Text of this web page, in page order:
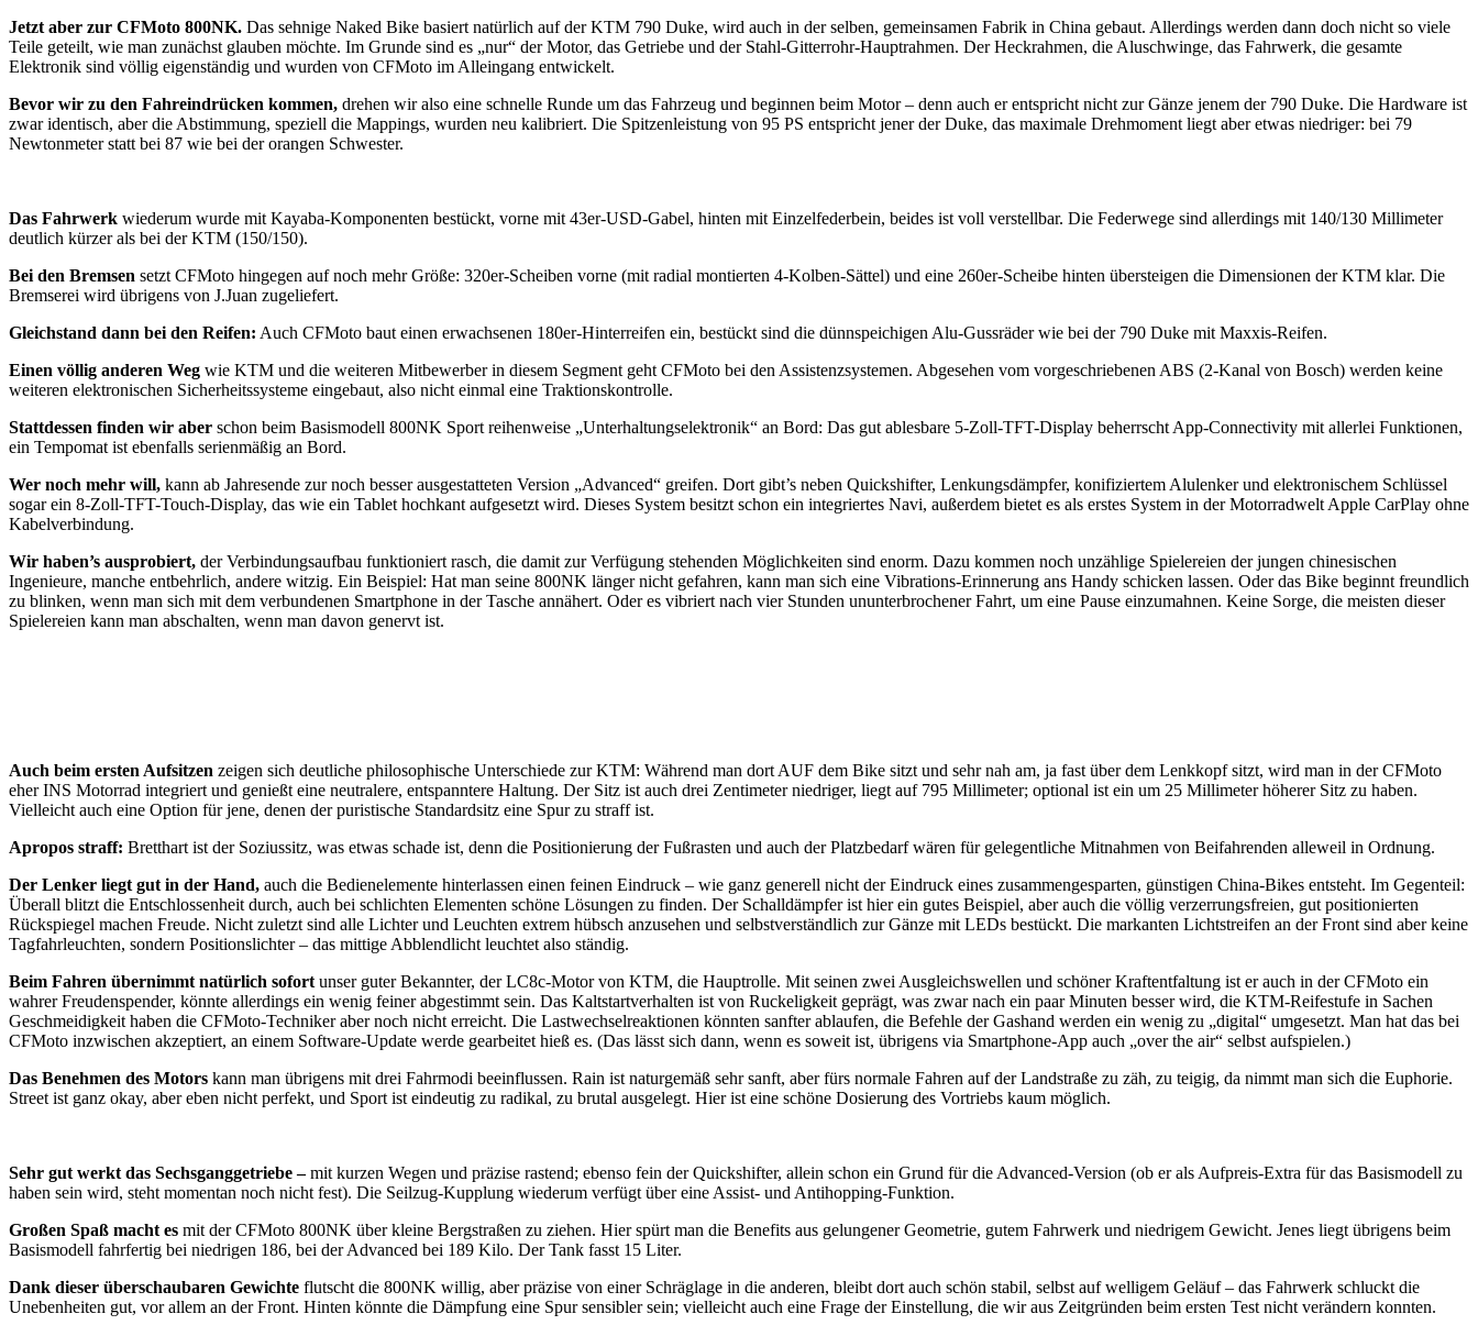
Jetzt aber zur CFMoto 800NK. Das sehnige Naked Bike basiert natürlich auf der KTM 790 Duke, wird auch in der selben, gemeinsamen Fabrik in China gebaut. Allerdings werden dann doch nicht so viele
Teile geteilt, wie man zunächst glauben möchte. Im Grunde sind es „nur“ der Motor, das Getriebe und der Stahl-Gitterrohr-Hauptrahmen. Der Heckrahmen, die Aluschwinge, das Fahrwerk, die gesamte
Elektronik sind völlig eigenständig und wurden von CFMoto im Alleingang entwickelt.
Bevor wir zu den Fahreindrücken kommen, drehen wir also eine schnelle Runde um das Fahrzeug und beginnen beim Motor – denn auch er entspricht nicht zur Gänze jenem der 790 Duke. Die Hardware ist
zwar identisch, aber die Abstimmung, speziell die Mappings, wurden neu kalibriert. Die Spitzenleistung von 95 PS entspricht jener der Duke, das maximale Drehmoment liegt aber etwas niedriger: bei 79
Newtonmeter statt bei 87 wie bei der orangen Schwester.
Das Fahrwerk wiederum wurde mit Kayaba-Komponenten bestückt, vorne mit 43er-USD-Gabel, hinten mit Einzelfederbein, beides ist voll verstellbar. Die Federwege sind allerdings mit 140/130 Millimeter
deutlich kürzer als bei der KTM (150/150).
Bei den Bremsen setzt CFMoto hingegen auf noch mehr Größe: 320er-Scheiben vorne (mit radial montierten 4-Kolben-Sättel) und eine 260er-Scheibe hinten übersteigen die Dimensionen der KTM klar. Die
Bremserei wird übrigens von J.Juan zugeliefert.
Gleichstand dann bei den Reifen: Auch CFMoto baut einen erwachsenen 180er-Hinterreifen ein, bestückt sind die dünnspeichigen Alu-Gussräder wie bei der 790 Duke mit Maxxis-Reifen.
Einen völlig anderen Weg wie KTM und die weiteren Mitbewerber in diesem Segment geht CFMoto bei den Assistenzsystemen. Abgesehen vom vorgeschriebenen ABS (2-Kanal von Bosch) werden keine
weiteren elektronischen Sicherheitssysteme eingebaut, also nicht einmal eine Traktionskontrolle.
Stattdessen finden wir aber schon beim Basismodell 800NK Sport reihenweise „Unterhaltungselektronik“ an Bord: Das gut ablesbare 5-Zoll-TFT-Display beherrscht App-Connectivity mit allerlei Funktionen,
ein Tempomat ist ebenfalls serienmäßig an Bord.
Wer noch mehr will, kann ab Jahresende zur noch besser ausgestatteten Version „Advanced“ greifen. Dort gibt’s neben Quickshifter, Lenkungsdämpfer, konifiziertem Alulenker und elektronischem Schlüssel
sogar ein 8-Zoll-TFT-Touch-Display, das wie ein Tablet hochkant aufgesetzt wird. Dieses System besitzt schon ein integriertes Navi, außerdem bietet es als erstes System in der Motorradwelt Apple CarPlay ohne
Kabelverbindung.
Wir haben’s ausprobiert, der Verbindungsaufbau funktioniert rasch, die damit zur Verfügung stehenden Möglichkeiten sind enorm. Dazu kommen noch unzählige Spielereien der jungen chinesischen
Ingenieure, manche entbehrlich, andere witzig. Ein Beispiel: Hat man seine 800NK länger nicht gefahren, kann man sich eine Vibrations-Erinnerung ans Handy schicken lassen. Oder das Bike beginnt freundlich
zu blinken, wenn man sich mit dem verbundenen Smartphone in der Tasche annähert. Oder es vibriert nach vier Stunden ununterbrochener Fahrt, um eine Pause einzumahnen. Keine Sorge, die meisten dieser
Spielereien kann man abschalten, wenn man davon genervt ist.
Auch beim ersten Aufsitzen zeigen sich deutliche philosophische Unterschiede zur KTM: Während man dort AUF dem Bike sitzt und sehr nah am, ja fast über dem Lenkkopf sitzt, wird man in der CFMoto
eher INS Motorrad integriert und genießt eine neutralere, entspanntere Haltung. Der Sitz ist auch drei Zentimeter niedriger, liegt auf 795 Millimeter; optional ist ein um 25 Millimeter höherer Sitz zu haben.
Vielleicht auch eine Option für jene, denen der puristische Standardsitz eine Spur zu straff ist.
Apropos straff: Bretthart ist der Soziussitz, was etwas schade ist, denn die Positionierung der Fußrasten und auch der Platzbedarf wären für gelegentliche Mitnahmen von Beifahrenden alleweil in Ordnung.
Der Lenker liegt gut in der Hand, auch die Bedienelemente hinterlassen einen feinen Eindruck – wie ganz generell nicht der Eindruck eines zusammengesparten, günstigen China-Bikes entsteht. Im Gegenteil:
Überall blitzt die Entschlossenheit durch, auch bei schlichten Elementen schöne Lösungen zu finden. Der Schalldämpfer ist hier ein gutes Beispiel, aber auch die völlig verzerrungsfreien, gut positionierten
Rückspiegel machen Freude. Nicht zuletzt sind alle Lichter und Leuchten extrem hübsch anzusehen und selbstverständlich zur Gänze mit LEDs bestückt. Die markanten Lichtstreifen an der Front sind aber keine
Tagfahrleuchten, sondern Positionslichter – das mittige Abblendlicht leuchtet also ständig.
Beim Fahren übernimmt natürlich sofort unser guter Bekannter, der LC8c-Motor von KTM, die Hauptrolle. Mit seinen zwei Ausgleichswellen und schöner Kraftentfaltung ist er auch in der CFMoto ein
wahrer Freudenspender, könnte allerdings ein wenig feiner abgestimmt sein. Das Kaltstartverhalten ist von Ruckeligkeit geprägt, was zwar nach ein paar Minuten besser wird, die KTM-Reifestufe in Sachen
Geschmeidigkeit haben die CFMoto-Techniker aber noch nicht erreicht. Die Lastwechselreaktionen könnten sanfter ablaufen, die Befehle der Gashand werden ein wenig zu „digital“ umgesetzt. Man hat das bei
CFMoto inzwischen akzeptiert, an einem Software-Update werde gearbeitet hieß es. (Das lässt sich dann, wenn es soweit ist, übrigens via Smartphone-App auch „over the air“ selbst aufspielen.)
Das Benehmen des Motors kann man übrigens mit drei Fahrmodi beeinflussen. Rain ist naturgemäß sehr sanft, aber fürs normale Fahren auf der Landstraße zu zäh, zu teigig, da nimmt man sich die Euphorie.
Street ist ganz okay, aber eben nicht perfekt, und Sport ist eindeutig zu radikal, zu brutal ausgelegt. Hier ist eine schöne Dosierung des Vortriebs kaum möglich.
Sehr gut werkt das Sechsganggetriebe –mit kurzen Wegen und präzise rastend; ebenso fein der Quickshifter, allein schon ein Grund für die Advanced-Version (ob er als Aufpreis-Extra für das Basismodell zu
haben sein wird, steht momentan noch nicht fest). Die Seilzug-Kupplung wiederum verfügt über eine Assist- und Antihopping-Funktion.
Großen Spaß macht es mit der CFMoto 800NK über kleine Bergstraßen zu ziehen. Hier spürt man die Benefits aus gelungener Geometrie, gutem Fahrwerk und niedrigem Gewicht. Jenes liegt übrigens beim
Basismodell fahrfertig bei niedrigen 186, bei der Advanced bei 189 Kilo. Der Tank fasst 15 Liter.
Dank dieser überschaubaren Gewichte flutscht die 800NK willig, aber präzise von einer Schräglage in die anderen, bleibt dort auch schön stabil, selbst auf welligem Geläuf – das Fahrwerk schluckt die
Unebenheiten gut, vor allem an der Front. Hinten könnte die Dämpfung eine Spur sensibler sein; vielleicht auch eine Frage der Einstellung, die wir aus Zeitgründen beim ersten Test nicht verändern konnten.